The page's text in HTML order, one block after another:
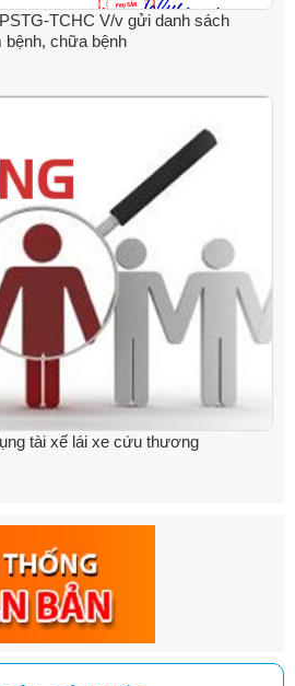
TCHC V/v gửi danh sách
chữa bệnh
tài xế lái xe cứu thương